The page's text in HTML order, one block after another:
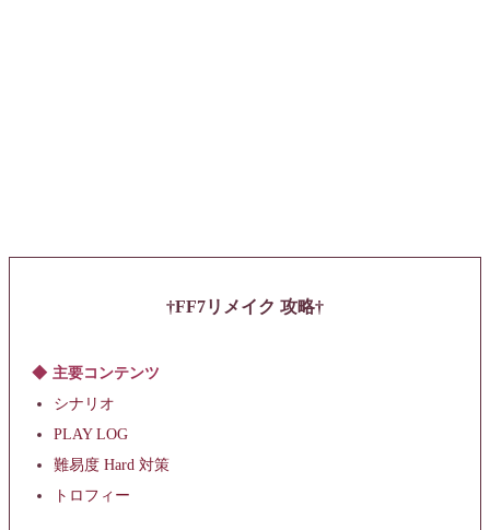
FF7リメイク 攻略
主要コンテンツ
シナリオ
PLAY LOG
難易度 Hard 対策
トロフィー